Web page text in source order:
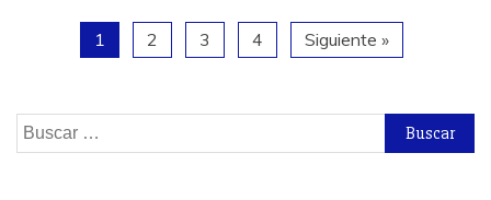
1 2 3 4 Siguiente »
Buscar: